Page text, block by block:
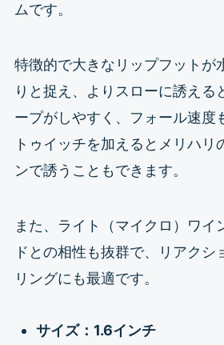
ムです。
特徴的で大きなリップフットが
りと捉え、よりスローに誘える
ープがしやすく、フォール速度
トゥイッチを加えるとメリハリ
ンで誘うこともできます。
また、ライト（マイクロ）ワイ
ドとの相性も抜群で、リアクシ
リングにも最適です。
サイズ：1.6インチ